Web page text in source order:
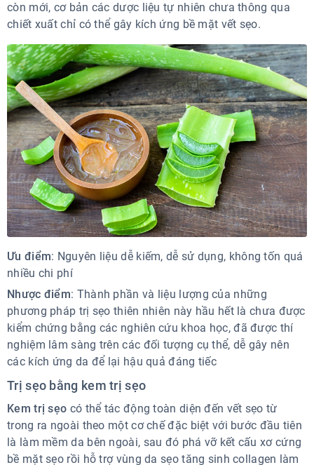
còn mới, cơ bản các dược liệu tự nhiên chưa thông qua
chiết xuất chỉ có thể gây kích ứng bề mặt vết sẹo.
Ưu điểm: Nguyên liệu dễ kiếm, dễ sử dụng, không tốn quá
nhiều chi phí
Nhược điểm: Thành phần và liệu lượng của những
phương pháp trị sẹo thiên nhiên này hầu hết là chưa được
kiểm chứng bằng các nghiên cứu khoa học, đã được thí
nghiệm lâm sàng trên các đối tượng cụ thể, dễ gây nên
các kích ứng da để lại hậu quả đáng tiếc
Trị sẹo bằng kem trị sẹo
Kem trị sẹo có thể tác động toàn diện đến vết sẹo từ
trong ra ngoài theo một cơ chế đặc biệt với bước đầu tiên
là làm mềm da bên ngoài, sau đó phá vỡ kết cấu xơ cứng
bề mặt sẹo rồi hỗ trợ vùng da sẹo tăng sinh collagen làm